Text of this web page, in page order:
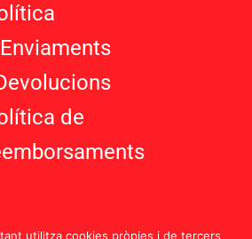
de
utilitza cookies pròpies i de tercers